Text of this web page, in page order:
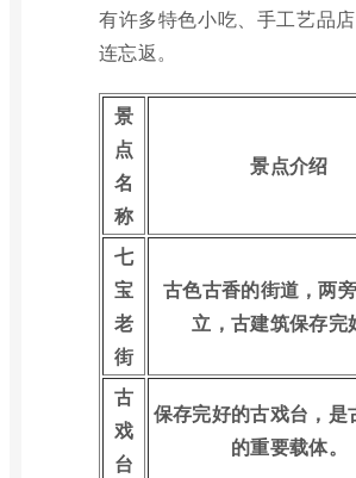
有许多特色小吃、手工艺品
连忘返。
景
点
名
称
景点介绍
七
宝
老
街
古色古香的街道，两
立，古建筑保存完
古
戏
台
保存完好的古戏台，是
的重要载体。